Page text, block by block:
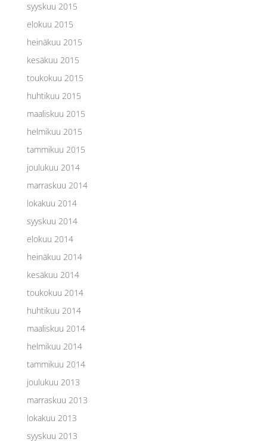
syyskuu 2015
elokuu 2015
heinäkuu 2015
kesäkuu 2015
toukokuu 2015
huhtikuu 2015
maaliskuu 2015
helmikuu 2015
tammikuu 2015
joulukuu 2014
marraskuu 2014
lokakuu 2014
syyskuu 2014
elokuu 2014
heinäkuu 2014
kesäkuu 2014
toukokuu 2014
huhtikuu 2014
maaliskuu 2014
helmikuu 2014
tammikuu 2014
joulukuu 2013
marraskuu 2013
lokakuu 2013
syyskuu 2013